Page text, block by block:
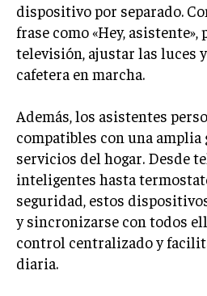
dispositivo por separado.
frase como «Hey,
televisión, ajustar las luces
cafetera en marcha.
Además, los asistentes
compatibles con una amplia
servicios del hogar. Desde
inteligentes hasta
seguridad, estos
y sincronizarse con todos
control centralizado y
diaria.